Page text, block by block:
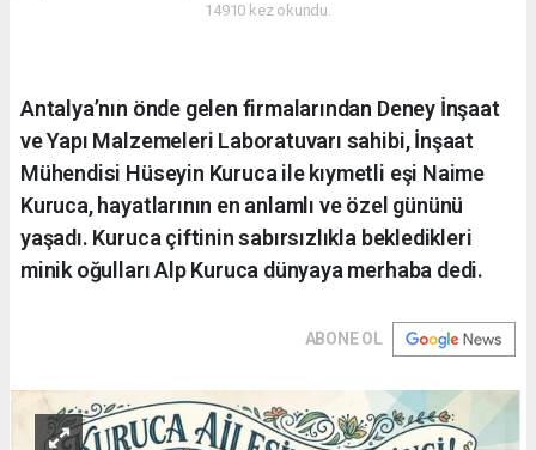
14910 kez okundu.
Antalya’nın önde gelen firmalarından Deney İnşaat
ve Yapı Malzemeleri Laboratuvarı sahibi, İnşaat
Mühendisi Hüseyin Kuruca ile kıymetli eşi Naime
Kuruca, hayatlarının en anlamlı ve özel gününü
yaşadı. Kuruca çiftinin sabırsızlıkla bekledikleri
minik oğulları Alp Kuruca dünyaya merhaba dedi.
ABONE OL